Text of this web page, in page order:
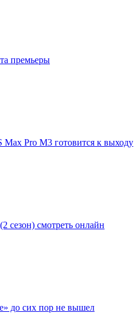
премьеры
Pro M3 готовится к выходу
сезон) смотреть онлайн
до сих пор не вышел